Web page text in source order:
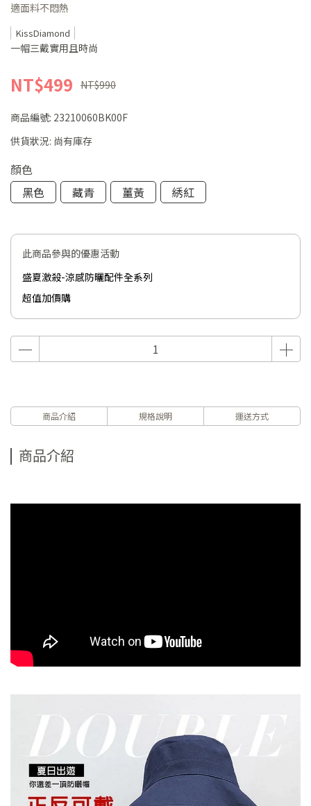
適面料不悶熱
KissDiamond
一帽三戴實用且時尚
NT$499 NT$990
商品編號: 23210060BK00F
供貨狀況: 尚有庫存
顏色
黑色
藏青 薑黃 綉紅
此商品參與的優惠活動
盛夏激殺-涼感防曬配件全系列
超值加價購
商品介紹 規格說明 運送方式
商品介紹